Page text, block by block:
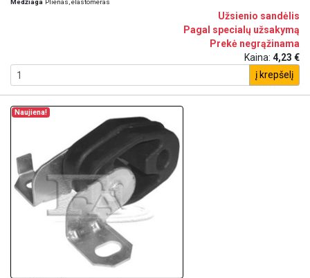
Medžiaga Plienas, elastomeras
Užsienio sandėlis
Pagal specialų užsakymą
Prekė negrąžinama
Kaina: 4,23 €
į krepšelį
Naujiena!